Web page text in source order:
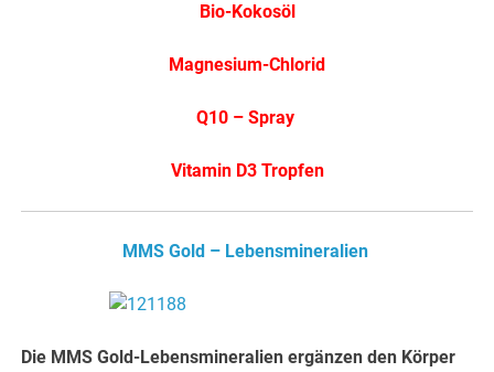
Bio-Kokosöl
Magnesium-Chlorid
Q10 – Spray
Vitamin D3 Tropfen
MMS Gold – Lebensmineralien
Die MMS Gold-Lebensmineralien ergänzen den Körper